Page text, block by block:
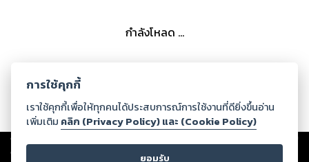
กำลังโหลด ...
Copyright ©
ต่อผลงานหรือเนื้อหาใดที่อัปโหลดผ่านเว็บไซต์และปรากฏว่าละเมิดสิทธิใน
การใช้คุกกี้
เราใช้คุกกี้เพื่อให้ทุกคนได้ประสบการณ์การใช้งานที่ดียิ่งขึ้นอ่าน
เพิ่มเติม คลิก (Privacy Policy) และ (Cookie Policy)
ยอมรับ